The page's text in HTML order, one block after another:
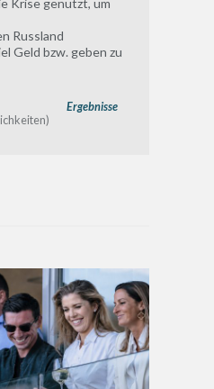
Krise genutzt, um
Russland
Geld bzw. geben zu
Ergebnisse